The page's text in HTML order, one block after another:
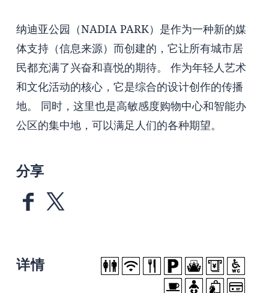
纳迪亚公园（NADIA PARK）是作为一种新的媒
体支持（信息来源）而创建的，它让所有城市居
民都充满了兴奋和喜悦的期待。 作为年轻人艺术
和文化活动的核心，它是综合的设计创作的传播
地。 同时，这里也是高敏感度购物中心和智能办
公区的集中地，可以满足人们的各种期望。
分享
详情